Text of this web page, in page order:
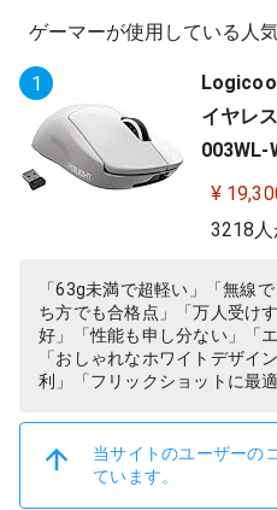
ゲーマーが使用している人
1
イヤレ
003WL-
EED
Y 無線
¥
3218
「63g未満で超軽い」「無線
ち方でも合格点」「万人受け
好」「性能も申し分ない」「
「おしゃれなホワイトデザイ
利」「フリックショットに最適
当サイトのユーザーの
ています。